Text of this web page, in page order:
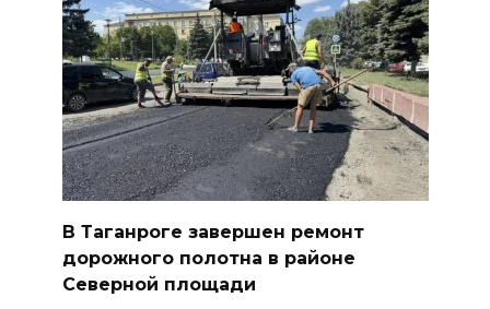
В Таганроге завершен ремонт
дорожного полотна в районе
Северной площади